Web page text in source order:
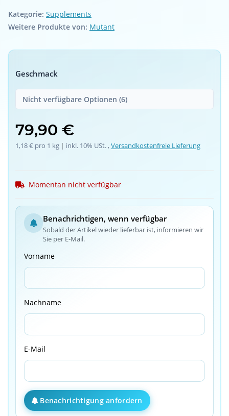
Kategorie: Supplements
Weitere Produkte von: Mutant
Geschmack
Nicht verfügbare Optionen (6)
79,90 €
1,18 € pro 1 kg | inkl. 10% USt. ,Versandkostenfreie Lieferung
Momentan nicht verfügbar
Benachrichtigen, wenn verfügbar
Sobald der Artikel wieder lieferbar ist, informieren wir
Sie per E-Mail.
Vorname
Nachname
E-Mail
Benachrichtigung anfordern